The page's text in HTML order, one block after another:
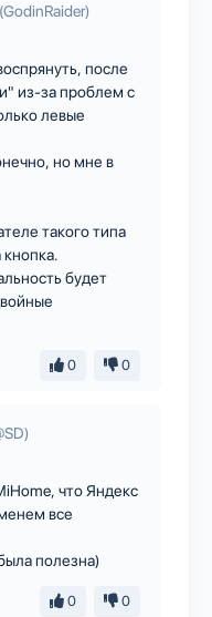
после
из-за проблем с
левые
но мне в
такого типа
будет
0 0
что Яндекс
все
полезна)
0 0